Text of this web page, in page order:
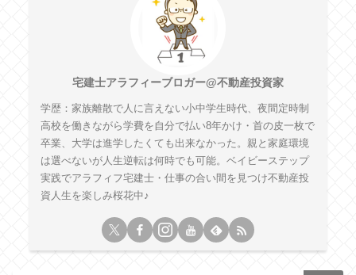
宅建士アラフィーブロガー@不動産投資家
学歴：家族離散で人に言えない小中学生時代、夜間定時制
高校を働きながら学費を自分で払い8年かけ・首の皮一枚で
卒業、大学は進学したくても出来なかった。親と家庭環境
は選べないが人生逆転は何時でも可能。ベイビーステップ
実践でアラフィフ宅建士・仕事の合い間を見つけ不動産投
資人生を楽しみ桜花中♪